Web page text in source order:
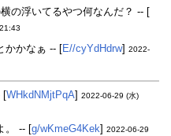
の浮いてるやつ何なんだ？ -- [
かかなぁ -- [E//cyYdHdrw] 2022-
[WHkdNMjtPqA] 2022-06-29 (水)
。 -- [g/wKmeG4Kek] 2022-06-29